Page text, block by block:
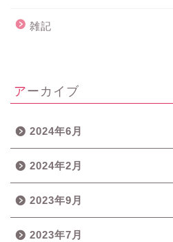
雑記
アーカイブ
2024年6月
2024年2月
2023年9月
2023年7月